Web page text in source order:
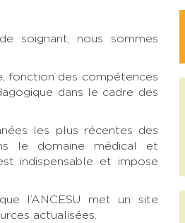
soignant, nous sommes
fonction des compétences
dans le cadre des
les plus récentes des
le domaine médical et
indispensable et impose
l’ANCESU met un site
actualisées.